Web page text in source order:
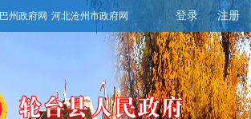
巴州政府网 河北沧州市政府网 登录 注册